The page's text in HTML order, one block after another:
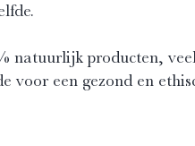
natuurlijk producten,
voor een gezond en